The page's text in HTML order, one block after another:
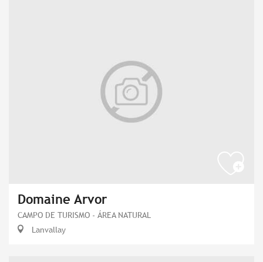
Domaine Arvor
CAMPO DE TURISMO - ÁREA NATURAL
Lanvallay